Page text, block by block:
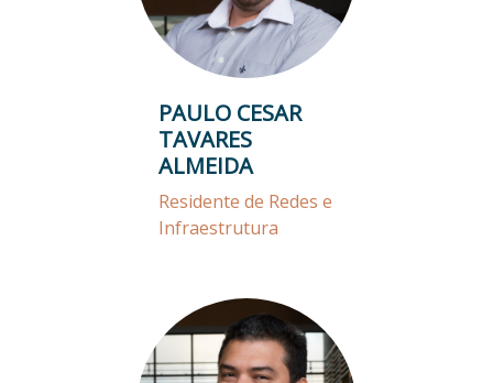
PAULO CESAR
TAVARES
ALMEIDA
Residente de Redes e
Infraestrutura